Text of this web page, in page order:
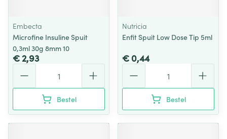
Embecta
Microfine Insuline Spuit
0,3ml 30g 8mm 10
€ 2,93
Bestel
Nutricia
Enfit Spuit Low Dose Tip 5ml
€ 0,44
Bestel